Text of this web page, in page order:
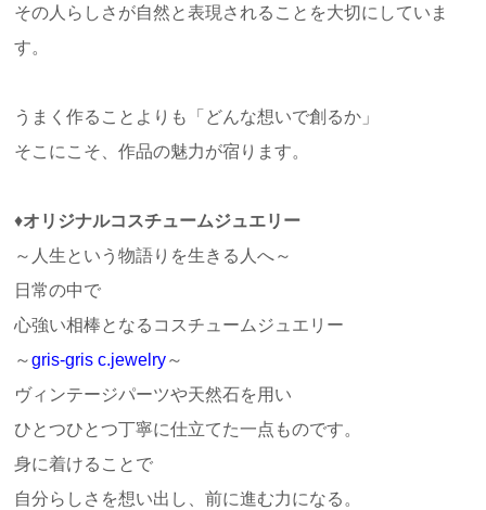
その人らしさが自然と表現されることを大切にしていま
す。
うまく作ることよりも「どんな想いで創るか」
そこにこそ、作品の魅力が宿ります。
♦オリジナルコスチュームジュエリー
～人生という物語りを生きる人へ～
日常の中で
心強い相棒となるコスチュームジュエリー
～gris-gris c.jewelry～
ヴィンテージパーツや天然石を用い
ひとつひとつ丁寧に仕立てた一点ものです。
身に着けることで
自分らしさを想い出し、前に進む力になる。